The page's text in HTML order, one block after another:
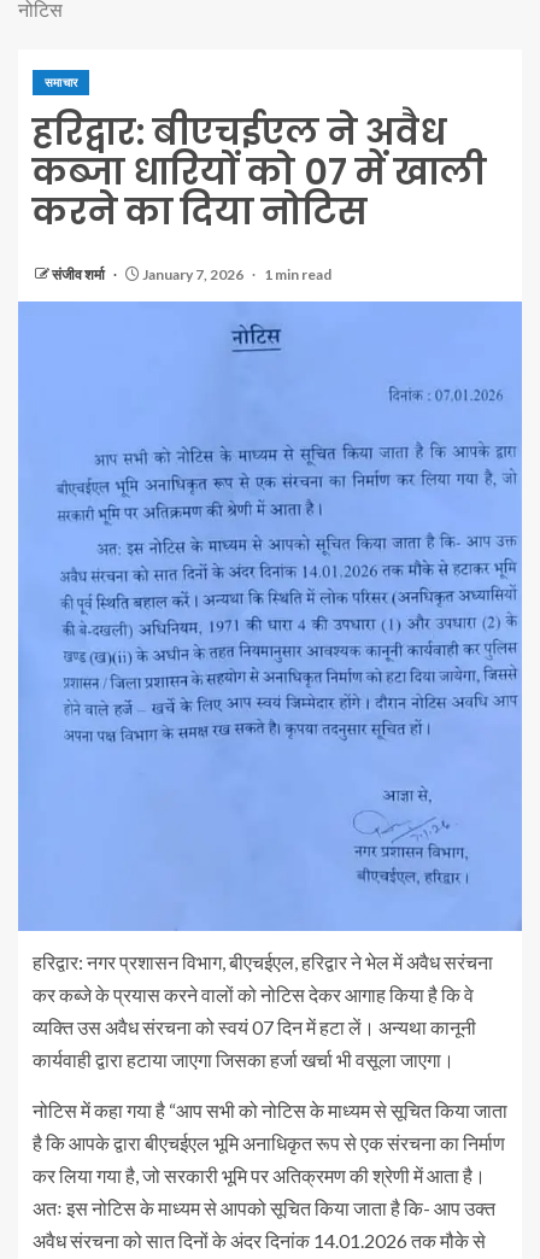
नोटिस
समाचार
हरिद्वार: बीएचईएल ने अवैध
कब्जा धारियों को 07 में खाली
करने का दिया नोटिस
संजीव शर्मा January 7, 2026 1 min read
हरिद्वार: नगर प्रशासन विभाग, बीएचईएल, हरिद्वार ने भेल में अवैध सरंचना
कर कब्जे के प्रयास करने वालों को नोटिस देकर आगाह किया है कि वे
व्यक्ति उस अवैध संरचना को स्वयं 07 दिन में हटा लें। अन्यथा कानूनी
कार्यवाही द्वारा हटाया जाएगा जिसका हर्जा खर्चा भी वसूला जाएगा।
नोटिस में कहा गया है “आप सभी को नोटिस के माध्यम से सूचित किया जाता
है कि आपके द्वारा बीएचईएल भूमि अनाधिकृत रूप से एक संरचना का निर्माण
कर लिया गया है, जो सरकारी भूमि पर अतिक्रमण की श्रेणी में आता है।
अतः इस नोटिस के माध्यम से आपको सूचित किया जाता है कि- आप उक्त
अवैध संरचना को सात दिनों के अंदर दिनांक 14.01.2026 तक मौके से